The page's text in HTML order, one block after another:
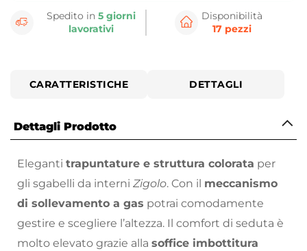
Spedito in5 giorni
lavorativi
Disponibilità
17 pezzi
CARATTERISTICHE DETTAGLI
Dettagli Prodotto
Eleganti trapuntature e struttura colorata per
gli sgabelli da interni Zigolo. Con il meccanismo
di sollevamento a gas potrai comodamente
gestire e scegliere l’altezza. Il comfort di seduta è
molto elevato grazie alla soffice imbottitura